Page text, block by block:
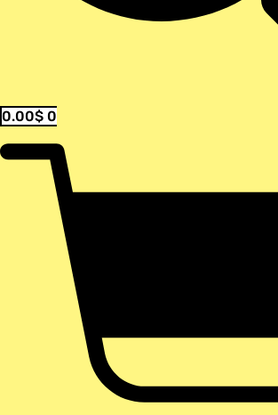
0.00$ 0